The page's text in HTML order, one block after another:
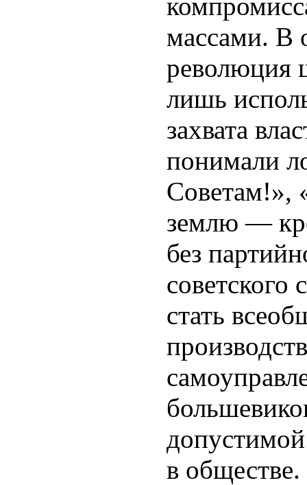
массами. В
революция
лишь
захвата
понимали
Советам!»,
землю —
без
стать
в обществе.